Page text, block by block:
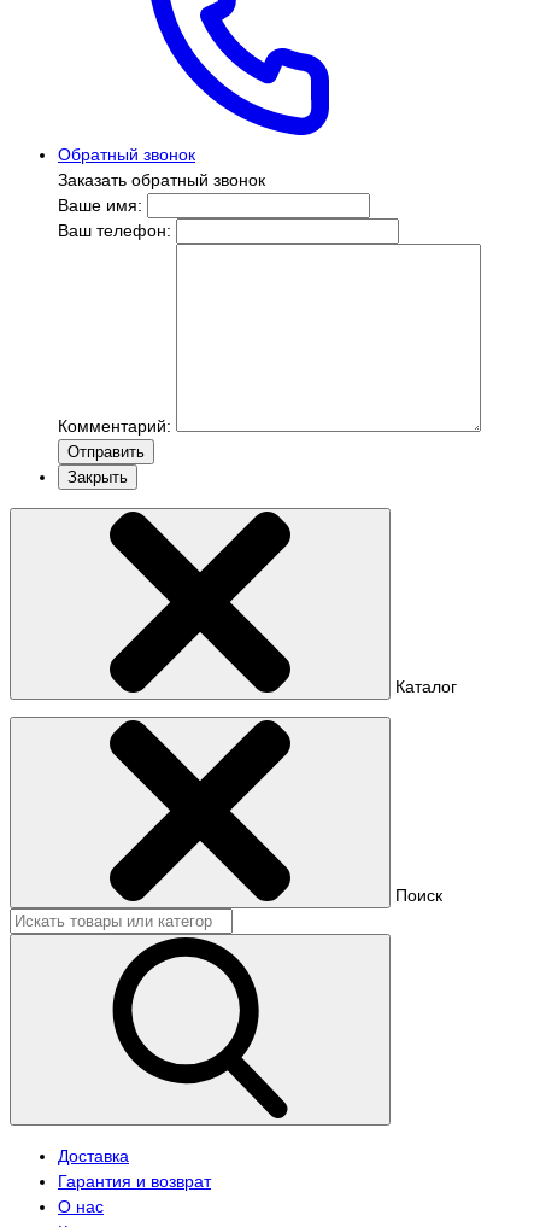
Обратный звонок
Заказать обратный звонок
Ваше имя:
Ваш телефон:
Комментарий:
Отправить
Закрыть
Каталог
Поиск
Доставка
Гарантия и возврат
О нас